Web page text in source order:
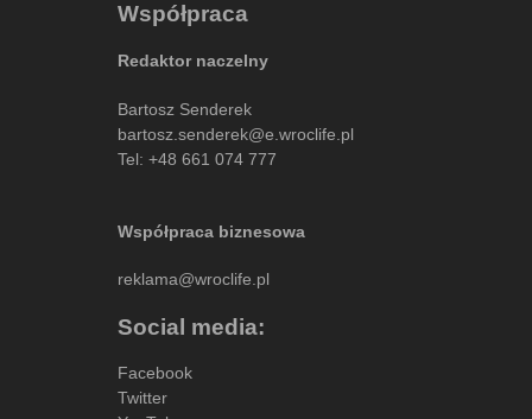
Współpraca
Redaktor naczelny
Bartosz Senderek
bartosz.senderek@e.wroclife.pl
Tel: +48 661 074 777
Współpraca biznesowa
reklama@wroclife.pl
Social media:
Facebook
Twitter